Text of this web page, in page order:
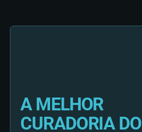
A MELHOR
CURADORIA DO